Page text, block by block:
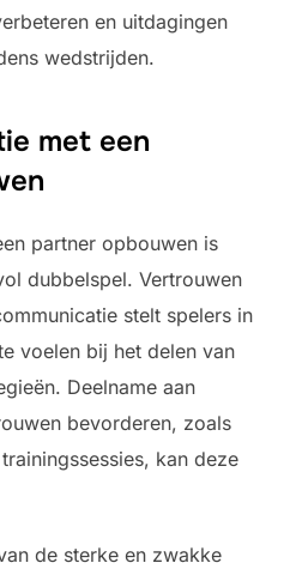
en uitdagingen
wedstrijden.
met een
partner opbouwen is
dubbelspel. Vertrouwen
stelt spelers in
voelen bij het delen van
Deelname aan
bevorderen, zoals
kan deze
de sterke en zwakke